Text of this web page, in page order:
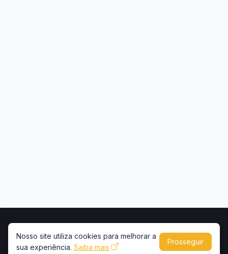
Copyright © 2026 -Portal Caminhões e Carretas
Nosso site utiliza cookies para melhorar a
sua experiência. Saiba mais
Prosseguir